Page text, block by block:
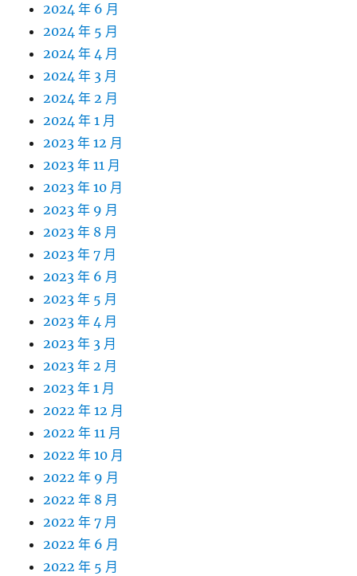
2024 年 6 月
2024 年 5 月
2024 年 4 月
2024 年 3 月
2024 年 2 月
2024 年 1 月
2023 年 12 月
2023 年 11 月
2023 年 10 月
2023 年 9 月
2023 年 8 月
2023 年 7 月
2023 年 6 月
2023 年 5 月
2023 年 4 月
2023 年 3 月
2023 年 2 月
2023 年 1 月
2022 年 12 月
2022 年 11 月
2022 年 10 月
2022 年 9 月
2022 年 8 月
2022 年 7 月
2022 年 6 月
2022 年 5 月